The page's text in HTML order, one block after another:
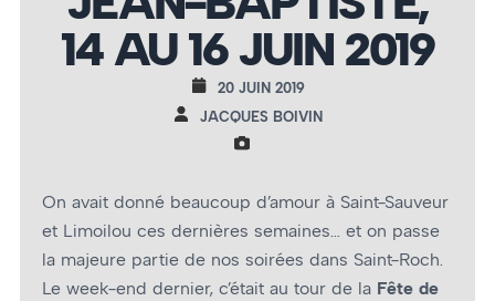
14 AU 16 JUIN 2019
20 JUIN 2019
JACQUES BOIVIN
On avait donné beaucoup d’amour à Saint-Sauveur
et Limoilou ces dernières semaines… et on passe
la majeure partie de nos soirées dans Saint-Roch.
Le week-end dernier, c’était au tour de la Fête de